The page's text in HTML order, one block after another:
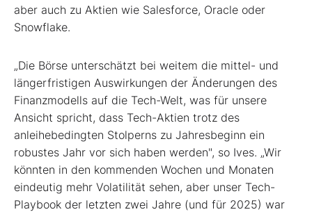
aber auch zu Aktien wie Salesforce, Oracle oder
Snowflake.
„Die Börse unterschätzt bei weitem die mittel- und
längerfristigen Auswirkungen der Änderungen des
Finanzmodells auf die Tech-Welt, was für unsere
Ansicht spricht, dass Tech-Aktien trotz des
anleihebedingten Stolperns zu Jahresbeginn ein
robustes Jahr vor sich haben werden", so Ives. „Wir
könnten in den kommenden Wochen und Monaten
eindeutig mehr Volatilität sehen, aber unser Tech-
Playbook der letzten zwei Jahre (und für 2025) war